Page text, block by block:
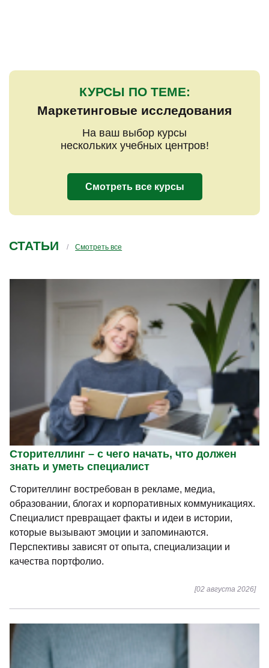
КУРСЫ ПО ТЕМЕ:
Маркетинговые исследования
На ваш выбор курсы
нескольких учебных центров!
Смотреть все курсы
СТАТЬИ Смотреть все
Сторителлинг – с чего начать, что должен
знать и уметь специалист
Сторителлинг востребован в рекламе, медиа,
образовании, блогах и корпоративных коммуникациях.
Специалист превращает факты и идеи в истории,
которые вызывают эмоции и запоминаются.
Перспективы зависят от опыта, специализации и
качества портфолио.
[02 августа 2026]